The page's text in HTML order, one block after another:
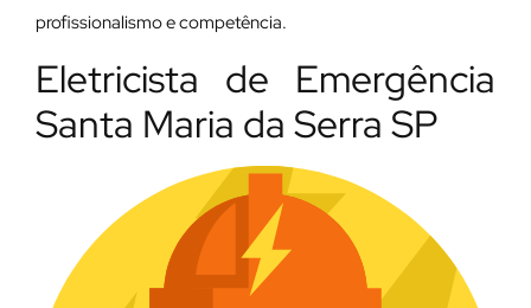
profissionalismo e competência.
Eletricista de Emergência
Santa Maria da Serra SP